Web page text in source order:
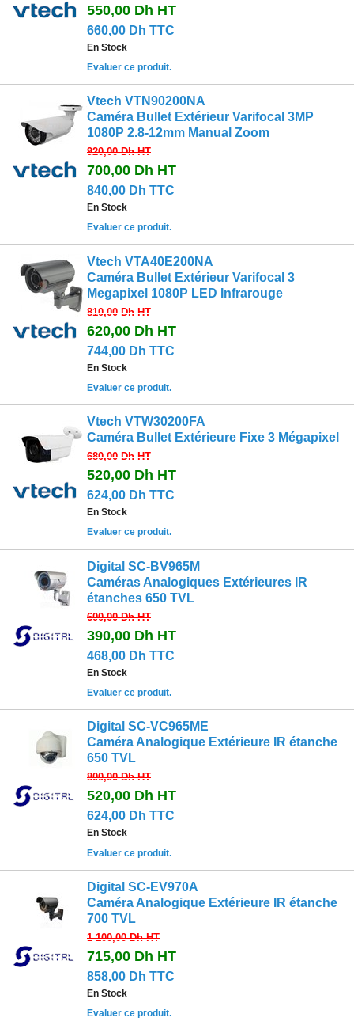
550,00 Dh HT
660,00 Dh TTC
En Stock
Evaluer ce produit.
Vtech VTN90200NA
Caméra Bullet Extérieur Varifocal 3MP
1080P 2.8-12mm Manual Zoom
920,00 DhHT
700,00 Dh HT
840,00 Dh TTC
En Stock
Evaluer ce produit.
Vtech VTA40E200NA
Caméra Bullet Extérieur Varifocal 3
Megapixel 1080P LED Infrarouge
810,00 DhHT
620,00 Dh HT
744,00 Dh TTC
En Stock
Evaluer ce produit.
Vtech VTW30200FA
Caméra Bullet Extérieure Fixe 3 Mégapixel
680,00 DhHT
520,00 Dh HT
624,00 Dh TTC
En Stock
Evaluer ce produit.
Digital SC-BV965M
Caméras Analogiques Extérieures IR
étanches 650 TVL
600,00 DhHT
390,00 Dh HT
468,00 Dh TTC
En Stock
Evaluer ce produit.
Digital SC-VC965ME
Caméra Analogique Extérieure IR étanche
650 TVL
800,00 DhHT
520,00 Dh HT
624,00 Dh TTC
En Stock
Evaluer ce produit.
Digital SC-EV970A
Caméra Analogique Extérieure IR étanche
700 TVL
1 100,00 DhHT
715,00 Dh HT
858,00 Dh TTC
En Stock
Evaluer ce produit.